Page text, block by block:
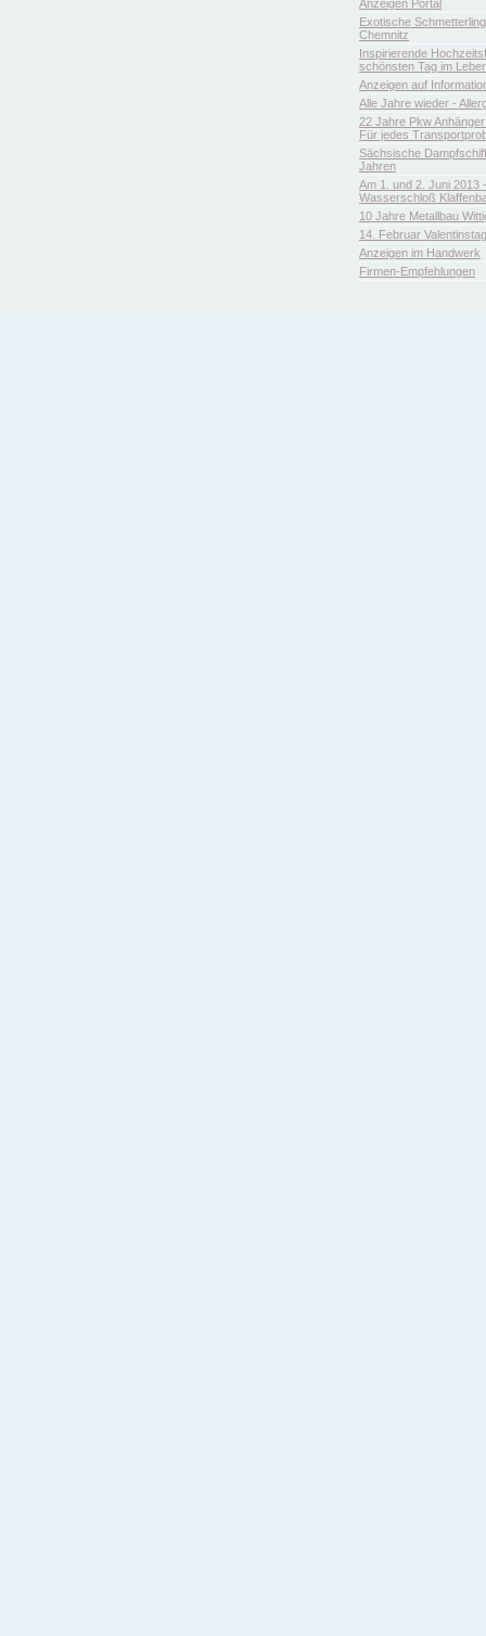
Anzeigen Portal
Exotische
Chemnitz
Inspirierende
schönsten Tag im
Anzeigen auf
Alle Jahre wieder -
22 Jahre Pkw
Für jedes
Sächsische
Jahren
Am 1. und 2. Juni 2013
Wasserschloß
10 Jahre Metallbau
14. Februar
Anzeigen im Handwerk
Firmen-Empfehlungen